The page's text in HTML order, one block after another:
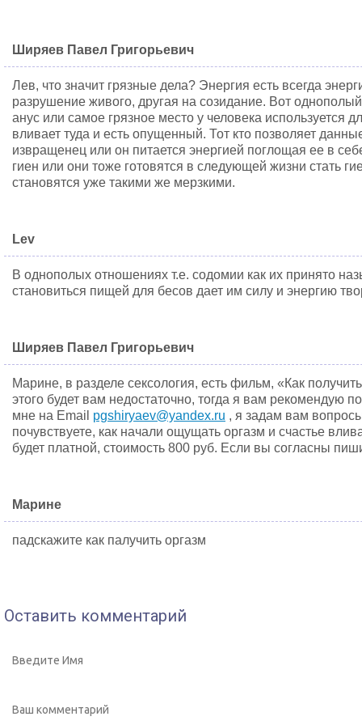
Ширяев Павел Григорьевич
Лев, что значит грязные дела? Энергия есть всегда
разрушение живого, другая на созидание. Вот однополый
анус или самое грязное место у человека используется
вливает туда и есть опущенный. Тот кто позволяет
извращенец или он питается энергией поглощая ее в
гиен или они тоже готовятся в следующей жизни стать
становятся уже такими же мерзкими.
Lev
В однополых отношениях т.е. содомии как их принято
становиться пищей для бесов дает им силу и энергию
Ширяев Павел Григорьевич
Марине, в разделе сексология, есть фильм, «Как
этого будет вам недостаточно, тогда я вам рекомендую
мне на Email pgshiryaev@yandex.ru , я задам вам
почувствуете, как начали ощущать оргазм и счастье
будет платной, стоимость 800 руб. Если вы согласны
Марине
падскажите как палучить оргазм
Оставить комментарий